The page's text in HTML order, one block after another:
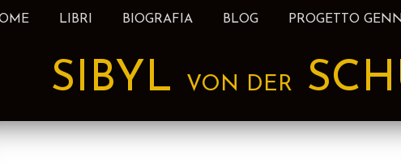
LIBRI BIOGRAFIA BLOG PROGETTO
SIBYL VON DER